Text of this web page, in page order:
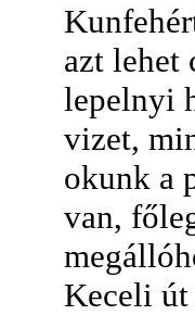
azt lehet
lepelnyi
vizet,
okunk a
van,
Keceli